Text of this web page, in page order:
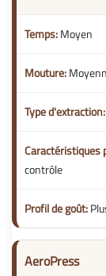
Moyen
contrôle
AeroPress